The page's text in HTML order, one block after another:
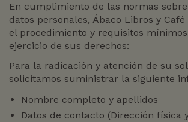
En cumplimiento de las normas
datos personales, Ábaco Libros y Café
el procedimiento y requisitos
ejercicio de sus derechos:
Para la radicación y atención de su
solicitamos suministrar la siguiente
Nombre completo y apellidos
Datos de contacto (Dirección física